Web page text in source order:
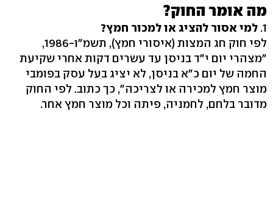
מה אומר החוק?
1. למי אסור להציג או למכור חמץ?
לפי חוק חג המצות (איסורי חמץ), תשמ"ו-1986,
"מצהרי יום י"ד בניסן עד עשרים דקות אחרי שקיעת
החמה של יום כ"א בניסן, לא יציג בעל עסק בפומבי
מוצר חמץ למכירה או לצריכה", כך כתוב. לפי החוק
מדובר בלחם, לחמניה, פיתה וכל מוצר חמץ אחר.